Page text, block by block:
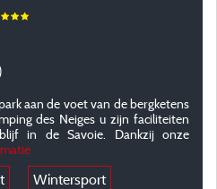
aan de voet van de bergketens
des Neiges u zijn faciliteiten
in de Savoie. Dankzij onze
Wintersport